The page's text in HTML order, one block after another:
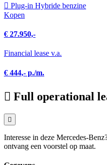
Plug-in Hybride benzine
Kopen
€ 27.950,-
Financial lease v.a.
€ 444,- p./m.
Full operational
Interesse in deze Mercedes-
ontvang een voorstel op maat.